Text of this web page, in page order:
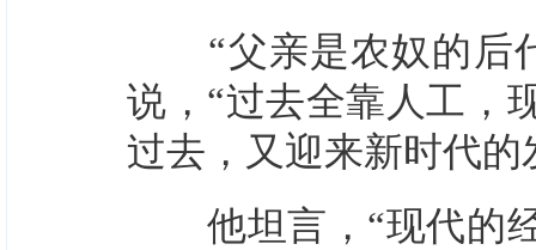
“父亲是农奴的后代
说，“过去全靠人工，
过去，又迎来新时代的
他坦言，“现代的经